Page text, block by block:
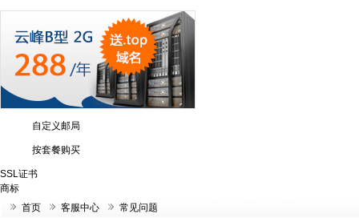
自定义邮局
按套餐购买
SSL证书
商标
首页
客服中心 常见问题